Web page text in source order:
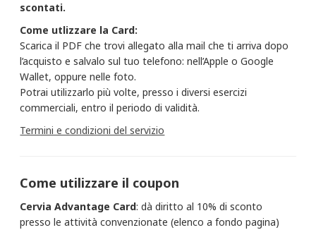
scontati.
Come utlizzare la Card:
​Scarica il PDF che trovi allegato alla mail che ti arriva dopo
l’acquisto e salvalo sul tuo telefono: nell’Apple o Google
Wallet, oppure nelle foto.
Potrai utilizzarlo più volte, presso i diversi esercizi
commerciali, entro il periodo di validità.
Termini e condizioni del servizio
Come utilizzare il coupon
Cervia Advantage Card: dà diritto al 10% di sconto
presso le attività convenzionate (elenco a fondo pagina)